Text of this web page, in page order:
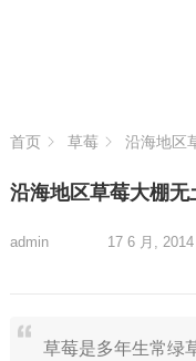
首页 草莓 沿海地区
沿海地区草莓大棚无
admin 17 6 月,
草莓是多年生常绿